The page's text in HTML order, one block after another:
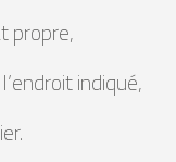
propre,
indiqué,